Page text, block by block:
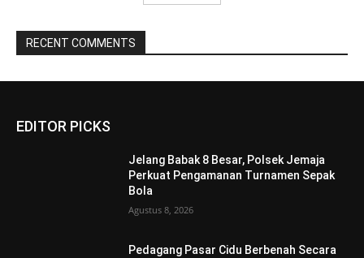
RECENT COMMENTS
EDITOR PICKS
Jelang Babak 8 Besar, Polsek Jemaja
Perkuat Pengamanan Turnamen Sepak
Bola
Agustus 8, 2026
Pedagang Pasar Cidu Berbenah Secara